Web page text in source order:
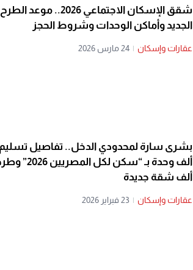
شقق الإسكان الاجتماعي 2026.. موعد الطرح
الجديد وأماكن الوحدات وشروط الحجز
عقارات وإسكان | 24 مارس 2026
ألف شقة جديدة
عقارات وإسكان | 23 فبراير 2026